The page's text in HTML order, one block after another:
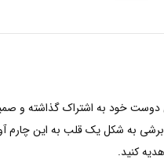
به شکل یک قلب به این چارم
کنید.